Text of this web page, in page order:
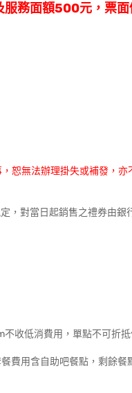
務面額500元，票面
恕無法辦理掛失或補發，亦
對當日起銷售之禮券由銀
收低消費用，單點不可折
費用含自助吧餐點，剩餘餐